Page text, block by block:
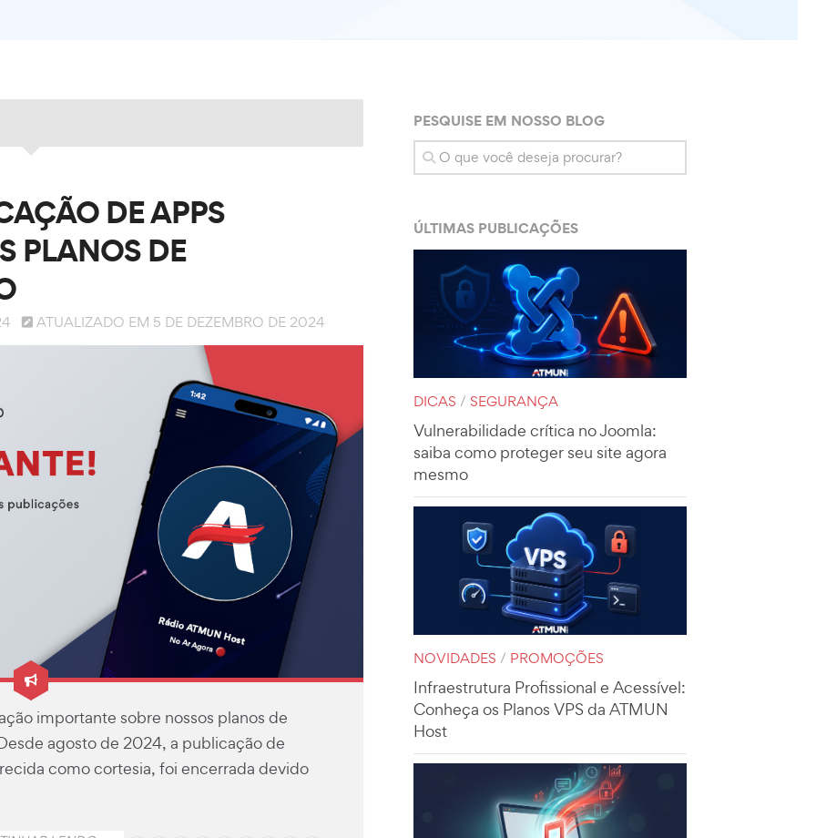
DE APPS
PLANOS DE
ATUALIZADO EM 5 DE DEZEMBRO DE 2024
importante sobre nossos planos de
agosto de 2024, a publicação de
como cortesia, foi encerrada devido
PESQUISE EM NOSSO BLOG
ÚLTIMAS PUBLICAÇÕES
DICAS / SEGURANÇA
Vulnerabilidade crítica no Joomla:
saiba como proteger seu site agora
mesmo
NOVIDADES / PROMOÇÕES
Infraestrutura Profissional e Acessível:
Conheça os Planos VPS da ATMUN
Host